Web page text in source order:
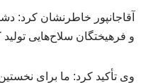
آقاجانپور خاطرنشان کرد:
و فرهیختگان سلاح‌هایی
وی تأکید کرد: ما برای